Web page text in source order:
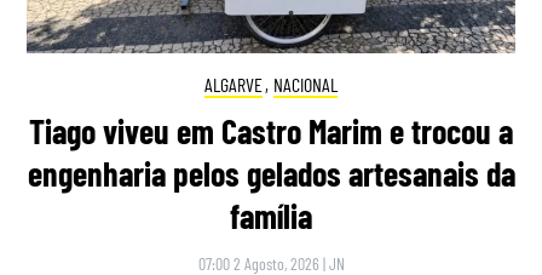
ALGARVE, NACIONAL
Tiago viveu em Castro Marim e trocou a
engenharia pelos gelados artesanais da
família
07:00 2 Agosto, 2026 |JN